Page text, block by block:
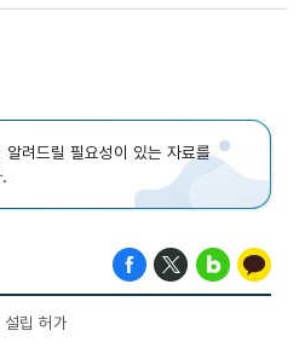
알려드릴 필요성이 있는 자료를
설립 허가